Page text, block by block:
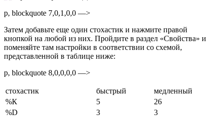
p, blockquote 7,0,1,0,0 —>
Затем добавьте еще один стохастик и нажмите правой
кнопкой на любой из них. Пройдите в раздел «Свойства» и
поменяйте там настройки в соответствии со схемой,
представленной в таблице ниже:
p, blockquote 8,0,0,0,0 —>
стохастик быстрый
медленный
%К
5
26
%D
3
3